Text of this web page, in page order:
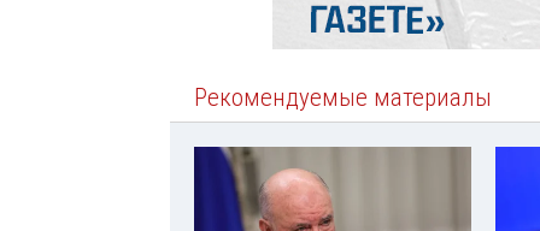
Рекомендуемые материалы